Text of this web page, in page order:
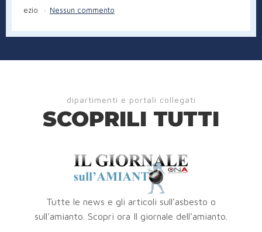
ezio Nessun commento
dipartimenti e portali collegati
SCOPRILI TUTTI
Tutte le news e gli articoli sull’asbesto o
sull'amianto. Scopri ora Il giornale dell’amianto.